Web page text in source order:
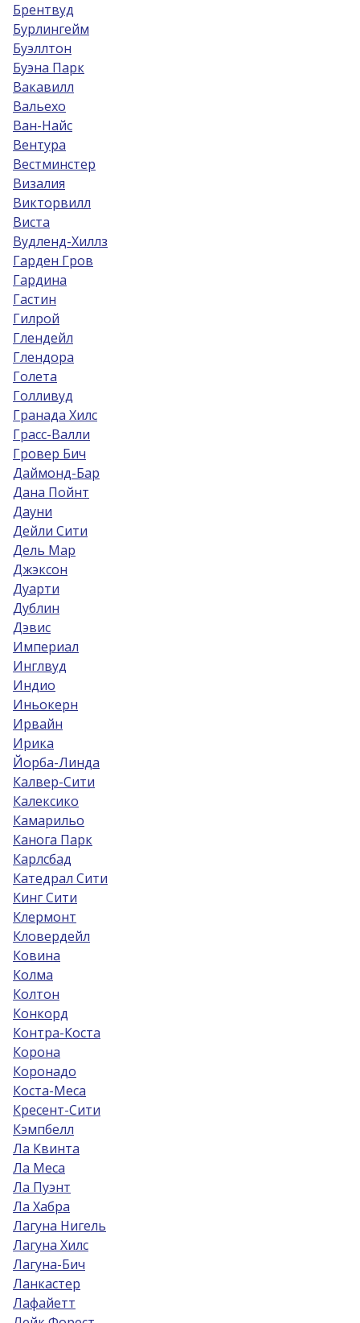
Брентвуд
Бурлингейм
Буэллтон
Буэна Парк
Вакавилл
Вальехо
Ван-Найс
Вентура
Вестминстер
Визалия
Викторвилл
Виста
Вудленд-Хиллз
Гарден Гров
Гардина
Гастин
Гилрой
Глендейл
Глендора
Голета
Голливуд
Гранада Хилс
Грасс-Валли
Гровер Бич
Даймонд-Бар
Дана Пойнт
Дауни
Дейли Сити
Дель Мар
Джэксон
Дуарти
Дублин
Дэвис
Империал
Инглвуд
Индио
Иньокерн
Ирвайн
Ирика
Йорба-Линда
Калвер-Сити
Калексико
Камарильо
Канога Парк
Карлсбад
Катедрал Сити
Кинг Сити
Клермонт
Кловердейл
Ковина
Колма
Колтон
Конкорд
Контра-Коста
Корона
Коронадо
Коста-Меса
Кресент-Сити
Кэмпбелл
Ла Квинта
Ла Меса
Ла Пуэнт
Ла Хабра
Лагуна Нигель
Лагуна Хилс
Лагуна-Бич
Ланкастер
Лафайетт